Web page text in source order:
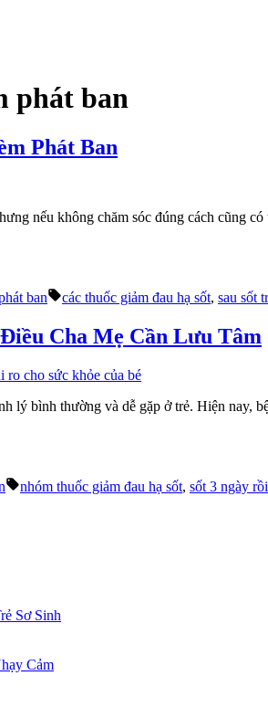
phát ban
Phát Ban
nếu không chăm sóc đúng cách cũng
ban Tags:
các thuốc giảm đau hạ sốt, sau sốt
Cha Mẹ Cần Lưu Tâm
lý bình thường và dễ gặp ở trẻ. Hiện nay,
Tags:
nhóm thuốc giảm đau hạ sốt, sốt 3 ngày
Sơ Sinh
Cảm